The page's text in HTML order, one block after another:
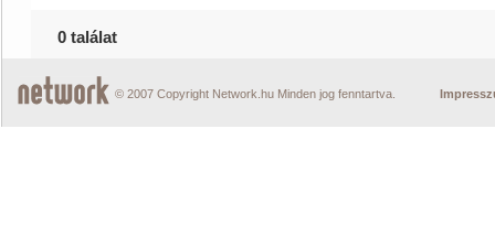
0 találat
© 2007 Copyright Network.hu Minden jog fenntartva.